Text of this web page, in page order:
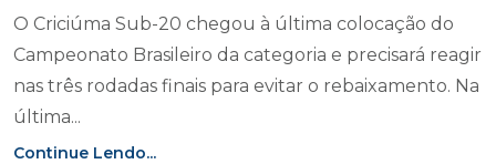
O Criciúma Sub-20 chegou à última colocação do
Campeonato Brasileiro da categoria e precisará reagir
nas três rodadas finais para evitar o rebaixamento. Na
última...
Continue Lendo...